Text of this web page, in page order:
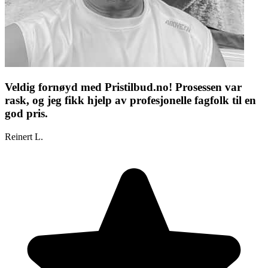
Veldig fornøyd med Pristilbud.no! Prosessen var
rask, og jeg fikk hjelp av profesjonelle fagfolk til en
god pris.
Reinert L.